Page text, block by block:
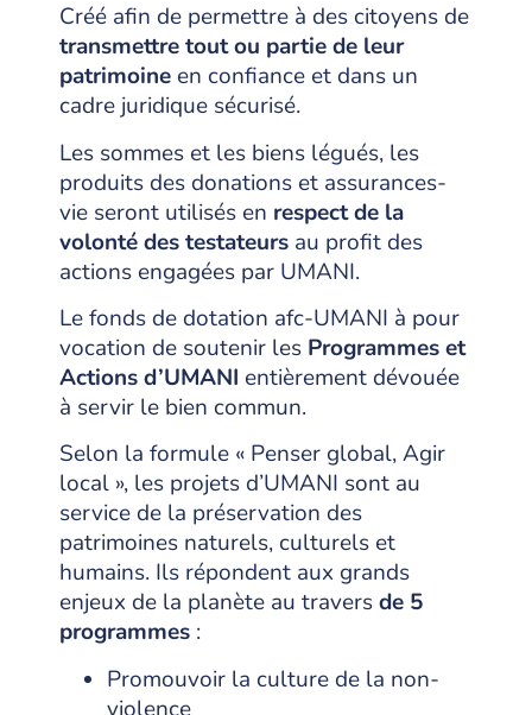
Créé afin de permettre à des citoyens de
transmettre tout ou partie de leur
patrimoine en confiance et dans un
cadre juridique sécurisé.
Les sommes et les biens légués, les
produits des donations et assurances-
vie seront utilisés en respect de la
volonté des testateurs au profit des
actions engagées par UMANI.
Le fonds de dotation afc-UMANI à pour
vocation de soutenir les Programmes et
Actions d’UMANI entièrement dévouée
à servir le bien commun.
Selon la formule « Penser global, Agir
local », les projets d’UMANI sont au
service de la préservation des
patrimoines naturels, culturels et
humains. Ils répondent aux grands
enjeux de la planète au traversde 5
programmes :
Promouvoir la culture de la non-